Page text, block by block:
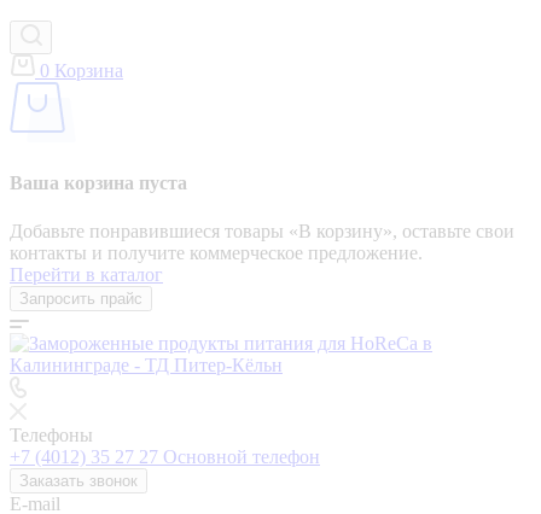
0 Корзина
Ваша корзина пуста
Добавьте понравившиеся товары «‎В корзину»‎, оставьте свои
контакты и получите коммерческое предложение.
Перейти в каталог
Запросить прайс
Телефоны
+7 (4012) 35 27 27 Основной телефон
Заказать звонок
E-mail